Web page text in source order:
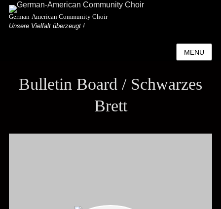
German-American Community Choir
Unsere Vielfalt überzeugt !
MENU
Bulletin Board / Schwarzes
Brett